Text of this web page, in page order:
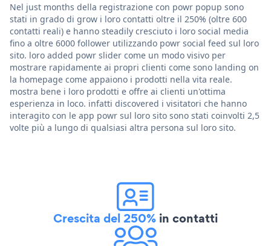
Nel just months della registrazione con powr popup sono
stati in grado di grow i loro contatti oltre il 250% (oltre 600
contatti reali) e hanno steadily cresciuto i loro social media
fino a oltre 6000 follower utilizzando powr social feed sul loro
sito. loro added powr slider come un modo visivo per
mostrare rapidamente ai propri clienti come sono landing on
la homepage come appaiono i prodotti nella vita reale.
mostra bene i loro prodotti e offre ai clienti un'ottima
esperienza in loco. infatti discovered i visitatori che hanno
interagito con le app powr sul loro sito sono stati coinvolti 2,5
volte più a lungo di qualsiasi altra persona sul loro sito.
Crescita del 250% in contatti